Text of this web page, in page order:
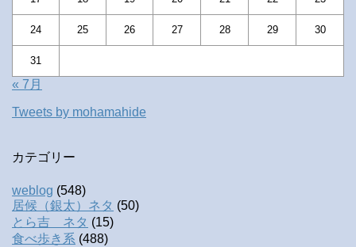
24 25 26 27 28 29 30
31
« 7月
Tweets by mohamahide
カテゴリー
weblog (548)
居候（銀太）ネタ (50)
とら吉 ネタ (15)
食べ歩き系 (488)